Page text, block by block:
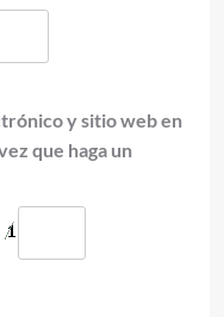
y sitio web en
que haga un